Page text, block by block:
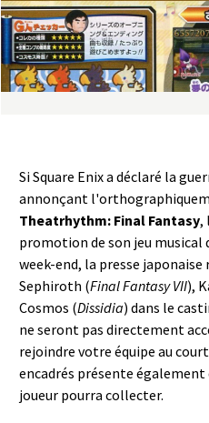
s
y
Si Square Enix a déclaré la
annonçant
Theatrhythm: Final Fantasy,
promotion de son jeu musical
week-end, la presse
Sephiroth (Final Fantasy VII),
Cosmos (Dissidia) dans le
ne seront pas directement
rejoindre votre équipe au
encadrés présente également
joueur pourra collecter.